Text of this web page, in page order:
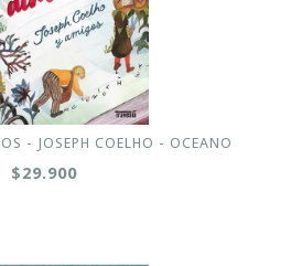
- JOSEPH COELHO - OCEANO
$29.900